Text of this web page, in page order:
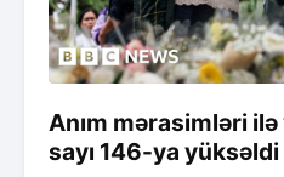
Anım mərasimləri ilə
sayı 146-ya yüksəldi